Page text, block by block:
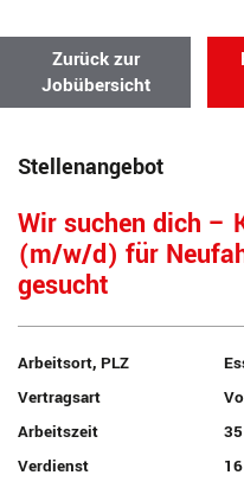
Zurück zur
Jobübersicht
Stellenangebot
Wir suchen dich –
(m/w/d) für
gesucht
Arbeitsort, PLZ
Vertragsart
Arbeitszeit
Verdienst